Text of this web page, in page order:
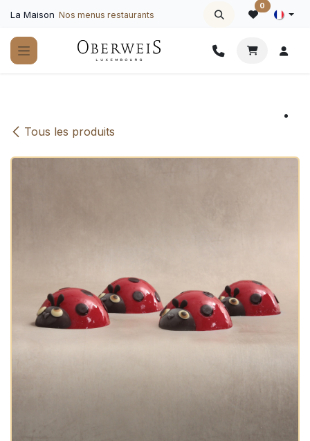
La Maison Nos menus restaurants
0
Tous les produits